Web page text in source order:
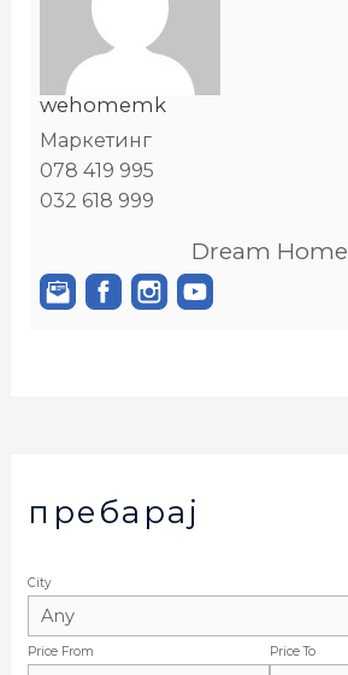
wehomemk
Маркетинг
078 419 995
032 618 999
Dream Home
пребарај
City
Price From Price To